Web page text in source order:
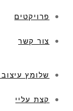
פרויקטים
צור קשר
שלומץ עיצוב
קצת עליי